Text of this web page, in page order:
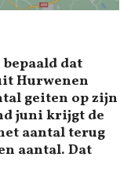
dat
Hurwenen
geiten op zijn
juni krijgt de
aantal terug
aantal. Dat